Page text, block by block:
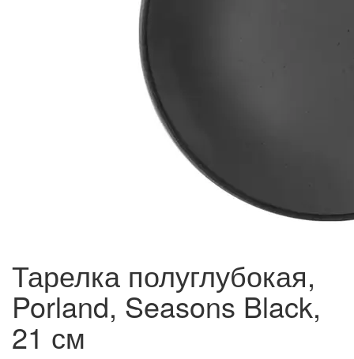
Тарелка полуглубокая,
Porland, Seasons Black,
21 см